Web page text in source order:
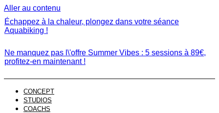
Aller au contenu
Échappez à la chaleur, plongez dans votre séance
Aquabiking !
Ne manquez pas l\'offre Summer Vibes : 5 sessions à 89€,
profitez-en maintenant !
CONCEPT
STUDIOS
COACHS